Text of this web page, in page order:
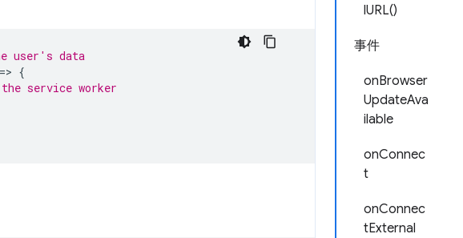
lURL()
事件
onBrowser
UpdateAva
ilable
onConnec
t
onConnec
tExternal
user's data
=> {
service worker